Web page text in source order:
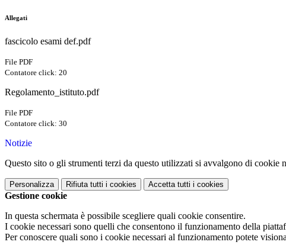
Allegati
fascicolo esami def.pdf
File PDF
Contatore click: 20
Regolamento_istituto.pdf
File PDF
Contatore click: 30
Notizie
Questo sito o gli strumenti terzi da questo utilizzati si avvalgono di cookie
Personalizza Rifiuta tutti i cookies Accetta tutti i cookies
Gestione cookie
In questa schermata è possibile scegliere quali cookie consentire.
I cookie necessari sono quelli che consentono il funzionamento della
Per conoscere quali sono i cookie necessari al funzionamento potete